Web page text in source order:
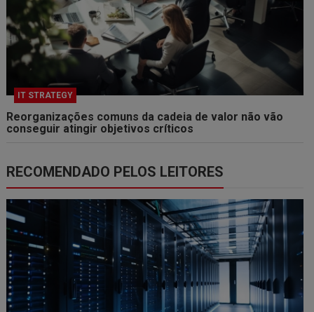
IT STRATEGY
Reorganizações comuns da cadeia de valor não vão
conseguir atingir objetivos críticos
RECOMENDADO PELOS LEITORES